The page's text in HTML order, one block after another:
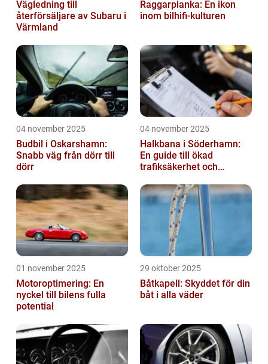
Vägledning till
återförsäljare av Subaru i
Värmland
Raggarplanka: En ikon
inom bilhifi-kulturen
04 november 2025
Budbil i Oskarshamn:
Snabb väg från dörr till
dörr
04 november 2025
Halkbana i Söderhamn:
En guide till ökad
trafiksäkerhet och
01 november 2025
Motoroptimering: En
nyckel till bilens fulla
potential
29 oktober 2025
Båtkapell: Skyddet för din
båt i alla väder